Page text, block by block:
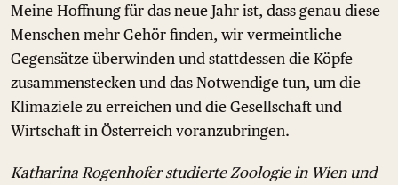
Meine Hoffnung für das neue Jahr ist, dass genau diese
Menschen mehr Gehör finden, wir vermeintliche
Gegensätze überwinden und stattdessen die Köpfe
zusammenstecken und das Notwendige tun, um die
Klimaziele zu erreichen und die Gesellschaft und
Wirtschaft in Österreich voranzubringen.
Katharina Rogenhofer studierte Zoologie in Wien und